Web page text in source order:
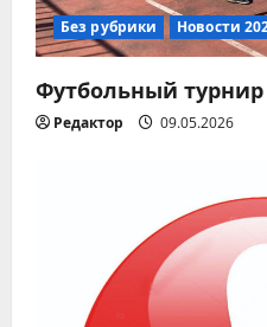
Без рубрики Новости
Футбольный
Редактор 09.05.2026